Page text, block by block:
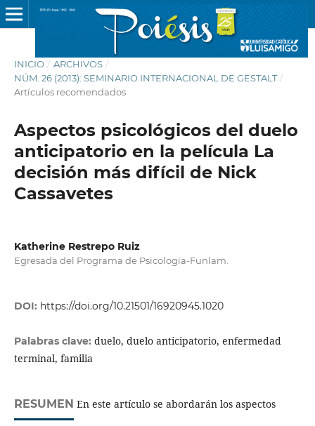
INICIO / ARCHIVOS /
NÚM. 26 (2013): SEMINARIO INTERNACIONAL DE GESTALT /
Artículos recomendados
Aspectos psicológicos del duelo
anticipatorio en la película La
decisión más difícil de Nick
Cassavetes
Katherine Restrepo Ruiz
Egresada del Programa de Psicología-Funlam.
DOI: https://doi.org/10.21501/16920945.1020
Palabras clave: duelo, duelo anticipatorio, enfermedad
terminal, familia
RESUMEN En este artículo se abordarán los aspectos